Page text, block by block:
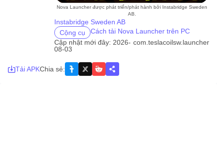
Nova Launcher được phát triển/phát hành bởi Instabridge Sweden
AB.
Instabridge Sweden AB
Cộng cụ
Cách tải Nova Launcher trên PC
Cập nhật mới đây: 2026-
08-03
com.teslacoilsw.launcher
Tải APKChia sẻ: